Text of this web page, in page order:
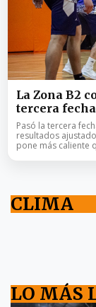
La Zona B2
tercera fecha
Pasó la tercera
resultados
pone más caliente
CLIMA
LO MÁS